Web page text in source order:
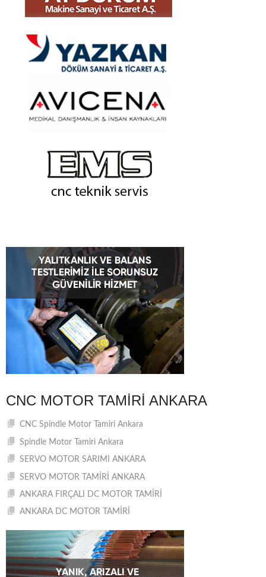
CNC MOTOR TAMIRI ANKARA
CNC Spindle Motor Tamiri Ankara
Spindle Motor Tamiri Ankara
SERVO MOTOR SARIMI ANKARA
SERVO MOTOR TAMİRİ ANKARA
ANKARA FIRÇALI DC MOTOR TAMİRİ
ANKARA DC MOTOR TAMİRİ